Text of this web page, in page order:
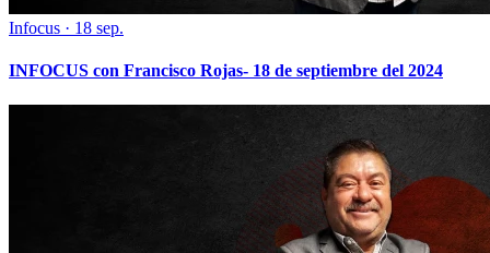
Infocus · 18 sep.
INFOCUS con Francisco Rojas- 18 de septiembre del 2024